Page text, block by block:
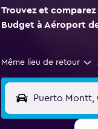
Trouvez et
Budget à Aéroport
Même lieu de retour